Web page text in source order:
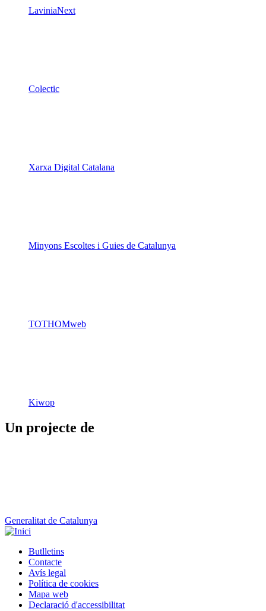
LaviniaNext
Colectic
Xarxa Digital Catalana
Minyons Escoltes i Guies de Catalunya
TOTHOMweb
Kiwop
Un projecte de
Generalitat de Catalunya
Peu
Butlletins
Contacte
Avís legal
Política de cookies
Mapa web
Declaració d'accessibilitat